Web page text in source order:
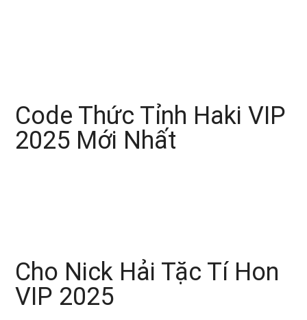
Code Thức Tỉnh Haki VIP
2025 Mới Nhất
Cho Nick Hải Tặc Tí Hon
VIP 2025